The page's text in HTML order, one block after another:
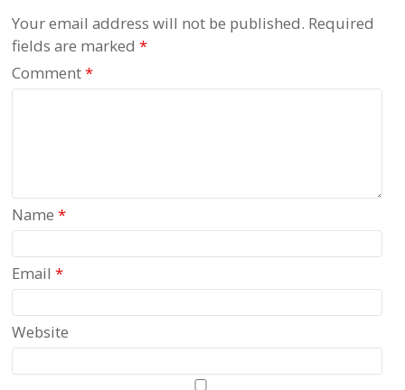
Your email address will not be published. Required
fields are marked*
Comment*
Name*
Email*
Website